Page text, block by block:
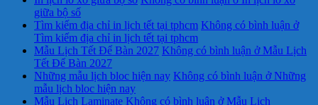
giữa bộ số
Tìm kiếm địa chỉ in lịch tết tại tphcm Không có bình luận ở
Tìm kiếm địa chỉ in lịch tết tại tphcm
Mẫu Lịch Tết Để Bàn 2027 Không có bình luận ở Mẫu Lịch
Tết Để Bàn 2027
Những mẫu lịch bloc hiện nay Không có bình luận ở Những
mẫu lịch bloc hiện nay
Mẫu Lịch Laminate Không có bình luận ở Mẫu Lịch